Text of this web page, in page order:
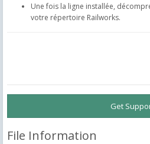
Une fois la ligne installée,
votre répertoire Railworks.
Get
File Information